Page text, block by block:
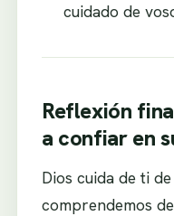
cuidado de
Reflexión
a confiar en
Dios cuida de ti
comprendemos